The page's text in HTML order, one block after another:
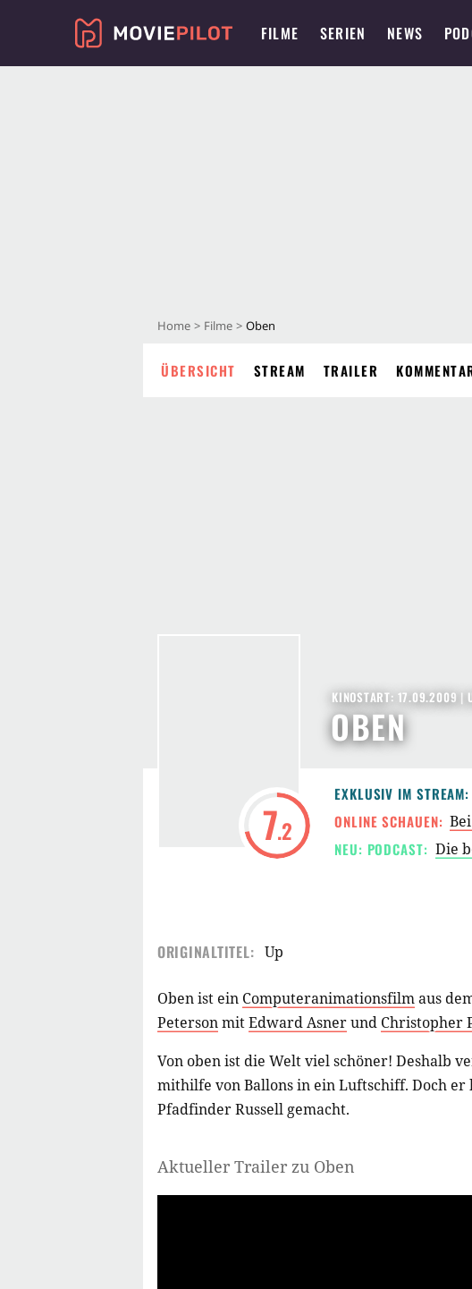
FILME SERIEN NEWS
Home Filme Oben
ÜBERSICHT STREAM TRAILER
7.2
OBEN
KINOSTART: 17.09.2009 |
EXKLUSIV IM STREAM:
ONLINE SCHAUEN:
NEU: PODCAST: Die
ORIGINALTITEL: Up
Oben ist ein Computeranimationsfilmaus
PetersonmitEdward Asnerund Christopher
Von oben ist die Welt viel schöner! Deshalb
mithilfe von Ballons in ein Luftschiff. Doch er
Pfadfinder Russell gemacht.
Aktueller Trailer zu Oben